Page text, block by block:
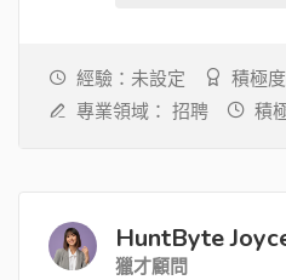
經驗：未設定
積極
專業領域： 招聘 積
HuntByte
獵才顧問